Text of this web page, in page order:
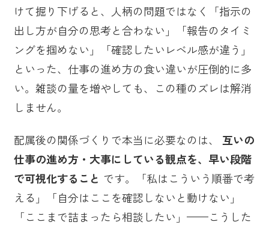
けて掘り下げると、人柄の問題ではなく「指示の
出し方が自分の思考と合わない」「報告のタイミ
ングを掴めない」「確認したいレベル感が違う」
といった、仕事の進め方の食い違いが圧倒的に多
い。雑談の量を増やしても、この種のズレは解消
しません。
配属後の関係づくりで本当に必要なのは、 互いの
仕事の進め方・大事にしている観点を、早い段階
で可視化すること です。「私はこういう順番で考
える」「自分はここを確認しないと動けない」
「ここまで詰まったら相談したい」——こうした